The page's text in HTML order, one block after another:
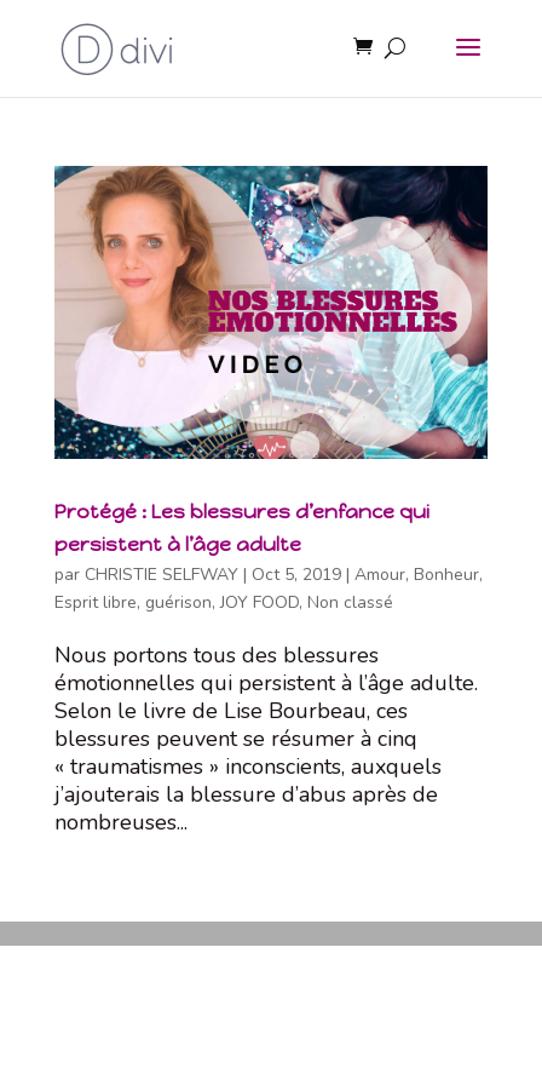
Protégé : Les blessures d’enfance qui
persistent à l’âge adulte
par CHRISTIE SELFWAY| Oct 5, 2019| Amour, Bonheur,
Esprit libre, guérison,JOY FOOD, Non classé
Nous portons tous des blessures
émotionnelles qui persistent à l’âge adulte.
Selon le livre de Lise Bourbeau, ces
blessures peuvent se résumer à cinq
« traumatismes » inconscients, auxquels
j’ajouterais la blessure d’abus après de
nombreuses...